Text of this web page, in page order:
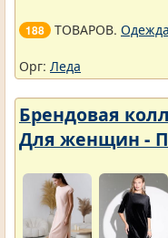
188 ТОВАРОВ. Одежда
Орг: Леда
Брендовая
Для женщин -